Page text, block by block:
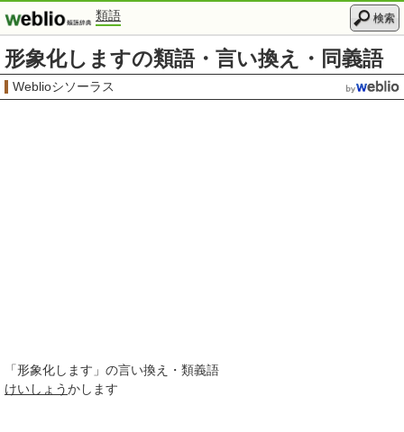
類語 検索
形象化しますの類語・言い換え・同義語
Weblioシソーラス
「形象化します 」の言い換え・類義語
けいしょうかします